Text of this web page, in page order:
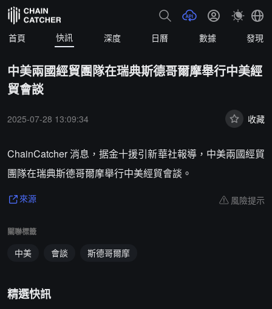
首頁 快訊 深度 日曆 數據 發現
中美兩國經貿團隊在瑞典斯德哥爾摩舉行中美經
貿會談
2025-07-28 13:09:34 收藏
ChainCatcher 消息，据金十援引新華社報導，中美兩國經貿
團隊在瑞典斯德哥爾摩舉行中美經貿會談。
來源 風險提示
關聯標籤
中美 會談 斯德哥爾摩
精選快訊